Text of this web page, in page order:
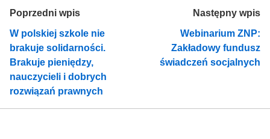
Poprzedni wpis
W polskiej szkole nie
brakuje solidarności.
Brakuje pieniędzy,
nauczycieli i dobrych
rozwiązań prawnych
Następny wpis
Webinarium ZNP:
Zakładowy fundusz
świadczeń socjalnych